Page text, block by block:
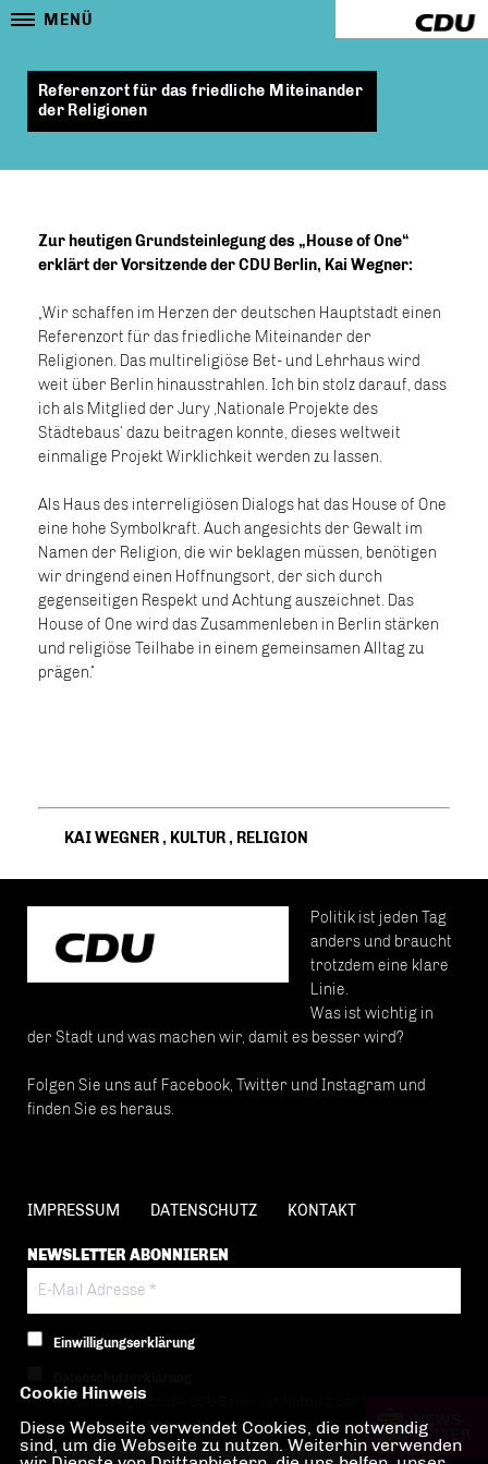
MENÜ
Referenzort für das friedliche Miteinander
der Religionen
Zur heutigen Grundsteinlegung des „House of One“
erklärt der Vorsitzende der CDU Berlin, Kai Wegner:
Wir schaffen im Herzen der deutschen Hauptstadt einen
Referenzort für das friedliche Miteinander der
Religionen. Das multireligiöse Bet- und Lehrhaus wird
weit über Berlin hinausstrahlen. Ich bin stolz darauf, dass
ich als Mitglied der Jury ‚Nationale Projekte des
Städtebaus‘ dazu beitragen konnte, dieses weltweit
einmalige Projekt Wirklichkeit werden zu lassen.
Als Haus des interreligiösen Dialogs hat das House of One
eine hohe Symbolkraft. Auch angesichts der Gewalt im
Namen der Religion, die wir beklagen müssen, benötigen
wir dringend einen Hoffnungsort, der sich durch
gegenseitigen Respekt und Achtung auszeichnet. Das
House of One wird das Zusammenleben in Berlin stärken
und religiöse Teilhabe in einem gemeinsamen Alltag zu
prägen.“
KAI WEGNER, KULTUR, RELIGION
Politik ist jeden Tag
anders und braucht
trotzdem eine klare
Linie.
Was ist wichtig in
der Stadt und was machen wir, damit es besser wird?
Folgen Sie uns auf Facebook, Twitter und Instagram und
finden Sie es heraus.
IMPRESSUM DATENSCHUTZ KONTAKT
NEWSLETTER ABONNIEREN
Einwilligungserklärung
Hiermit berechtige ich die CDU Berlin zur Nutzung der Daten im Sinn
der nachfolgenden Datenschutzerklärung.*
Cookie Hinweis
Diese Webseite verwendet Cookies, die notwendig
sind, um die Webseite zu nutzen. Weiterhin verwenden